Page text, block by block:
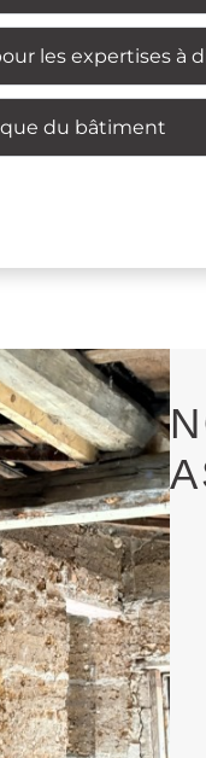
les expertises à
du bâtiment